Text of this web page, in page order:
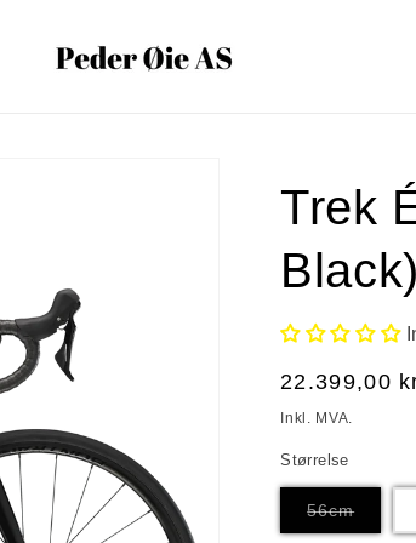
Trek
Black)
Vanlig
pris
22.399,00
Inkl. MVA.
Størrelse
56cm